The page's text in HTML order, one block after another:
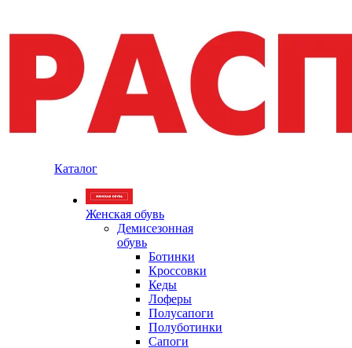
Каталог
Женская обувь
Демисезонная
обувь
Ботинки
Кроссовки
Кеды
Лоферы
Полусапоги
Полуботинки
Сапоги